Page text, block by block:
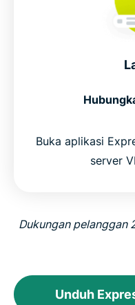
Buka aplikasi
server
Dukungan pelanggan
Unduh